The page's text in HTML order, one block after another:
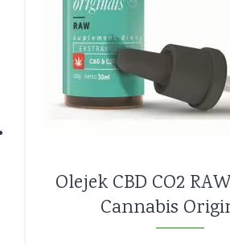
Olejek CBD CO2
Cannabis